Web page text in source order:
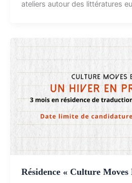
ateliers autour des littératures
Résidence « Culture